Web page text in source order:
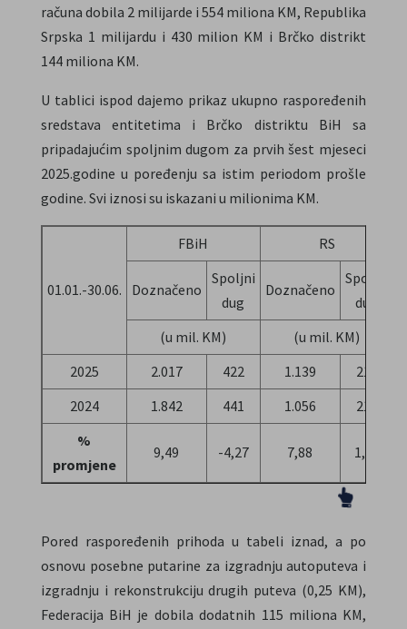
računa dobila 2 milijarde i 554 miliona KM, Republika
Srpska 1 milijardu i 430 milion KM i Brčko distrikt
144 miliona KM.
U tablici ispod dajemo prikaz ukupno raspoređenih
sredstava entitetima i Brčko distriktu BiH sa
pripadajućim spoljnim dugom za prvih šest mjeseci
2025.godine u poređenju sa istim periodom prošle
godine. Svi iznosi su iskazani u milionima KM.
01.01.-30.06.
FBiH RS
Doznačeno
Spoljni
dug
Doznačeno
Spoljni
dug
(u mil. KM)
(u mil. KM)
2025
2.017 422 1.139
215
2024
1.842 441 1.056
212
%
promjene
9,49 -4,27 7,88 1,61
Pored raspoređenih prihoda u tabeli iznad, a po
osnovu posebne putarine za izgradnju autoputeva i
izgradnju i rekonstrukciju drugih puteva (0,25 KM),
Federacija BiH je dobila dodatnih 115 miliona KM,